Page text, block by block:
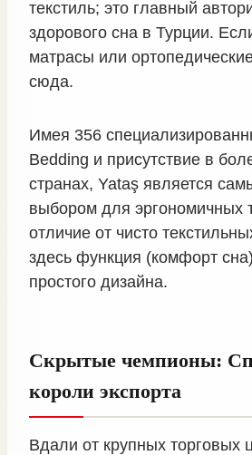
текстиль; это главный
здорового сна в Турции.
матрасы или
сюда.
Имея 356
Bedding и присутствие в
странах, Yataş является
выбором для эргономичных
отличие от чисто
здесь функция (комфорт
простого дизайна.
Скрытые чемпионы:
короли экспорта
Вдали от крупных торговых